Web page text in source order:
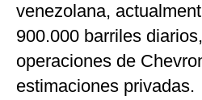
venezolana,
900.000 barriles
operaciones de
estimaciones privadas.